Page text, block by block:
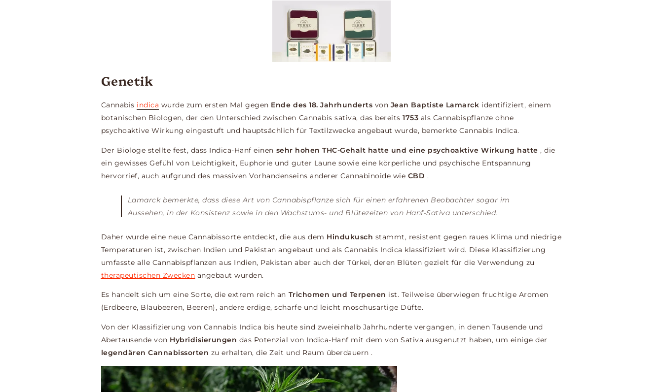
Genetik
Cannabis indica wurde zum ersten Mal gegen Ende des 18. Jahrhunderts von Jean Baptiste Lamarck identifiziert, einem
botanischen Biologen, der den Unterschied zwischen Cannabis sativa, das bereits1753 als Cannabispflanze ohne
psychoaktive Wirkung eingestuft und hauptsächlich für Textilzwecke angebaut wurde, bemerkte Cannabis Indica.
Der Biologe stellte fest, dass Indica-Hanf einen sehr hohen THC-Gehalt hatte und eine psychoaktive Wirkung hatte , die
ein gewisses Gefühl von Leichtigkeit, Euphorie und guter Laune sowie eine körperliche und psychische Entspannung
hervorrief, auch aufgrund des massiven Vorhandenseins anderer Cannabinoide wie CBD .
Lamarck bemerkte, dass diese Art von Cannabispflanze sich für einen erfahrenen Beobachter sogar im
Aussehen, in der Konsistenz sowie in den Wachstums- und Blütezeiten von Hanf-Sativa unterschied.
Daher wurde eine neue Cannabissorte entdeckt, die aus dem Hindukusch stammt, resistent gegen raues Klima und niedrige
Temperaturen ist, zwischen Indien und Pakistan angebaut und als Cannabis Indica klassifiziert wird. Diese Klassifizierung
umfasste alle Cannabispflanzen aus Indien, Pakistan aber auch der Türkei, deren Blüten gezielt für die Verwendung zu
therapeutischen Zwecken angebaut wurden.
Es handelt sich um eine Sorte, die extrem reich an Trichomen und Terpenen ist. Teilweise überwiegen fruchtige Aromen
(Erdbeere, Blaubeeren, Beeren), andere erdige, scharfe und leicht moschusartige Düfte.
Von der Klassifizierung von Cannabis Indica bis heute sind zweieinhalb Jahrhunderte vergangen, in denen Tausende und
Abertausende von Hybridisierungen das Potenzial von Indica-Hanf mit dem von Sativa ausgenutzt haben, um einige der
legendären Cannabissorten zu erhalten, die Zeit und Raum überdauern .